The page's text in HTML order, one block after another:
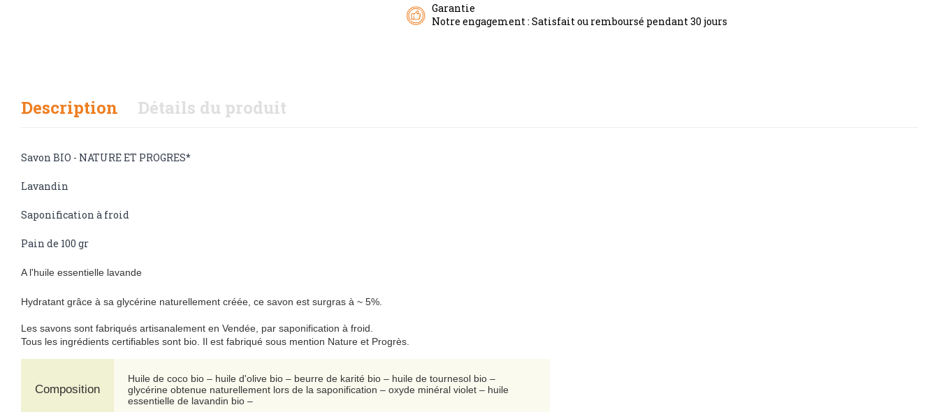
Garantie
Notre engagement : Satisfait ou remboursé pendant 30 jours
Description Détails du produit
Savon BIO - NATURE ET PROGRES*
Lavandin
Saponification à froid
Pain de 100 gr
A l'huile essentielle lavande
Hydratant grâce à sa glycérine naturellement créée, ce savon est surgras à ~ 5%.
Les savons sont fabriqués artisanalement en Vendée, par saponification à froid.
Tous les ingrédients certifiables sont bio. Il est fabriqué sous mention Nature et Progrès.
Composition
Huile de coco bio – huile d'olive bio – beurre de karité bio – huile de tournesol bio –
glycérine obtenue naturellement lors de la saponification – oxyde minéral violet – huile
essentielle de lavandin bio –